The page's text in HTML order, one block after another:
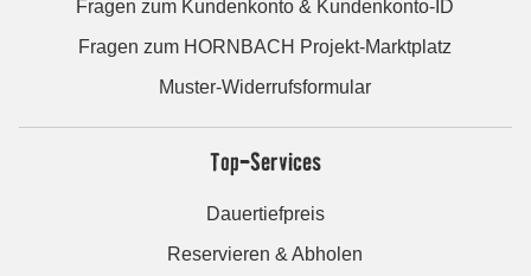
Fragen zum Kundenkonto & Kundenkonto-ID
Fragen zum HORNBACH Projekt-Marktplatz
Muster-Widerrufsformular
Top-Services
Dauertiefpreis
Reservieren & Abholen